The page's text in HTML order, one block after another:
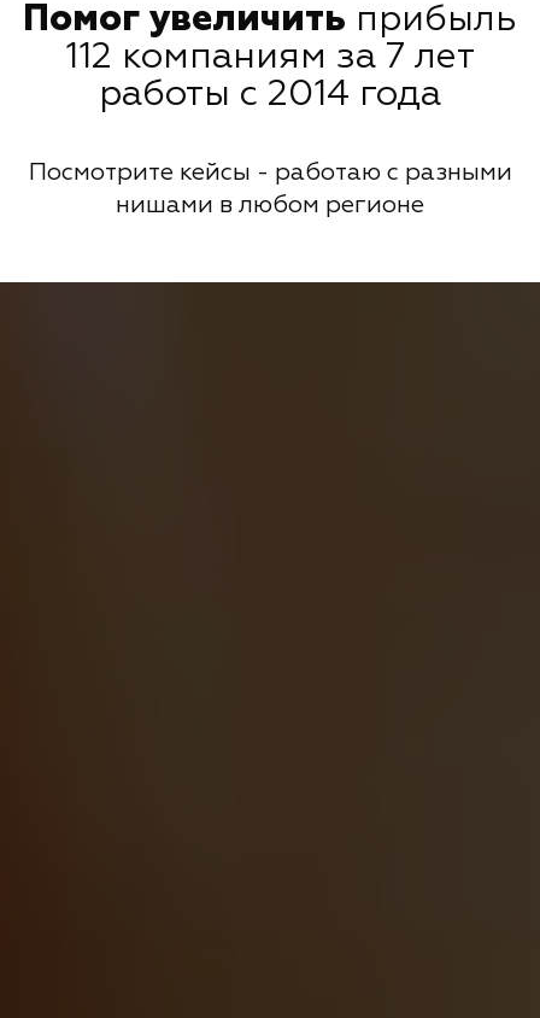
Помог увеличить прибыль
112 компаниям за 7 лет
работы с 2014 года
Посмотрите кейсы - работаю с разными
нишами в любом регионе